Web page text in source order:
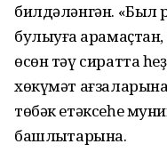
билдәләнгән. «Был
булыуға
өсөн тәү сиратта
хөкүмәт
төбәк етәксеһе
башлыҡтарына.